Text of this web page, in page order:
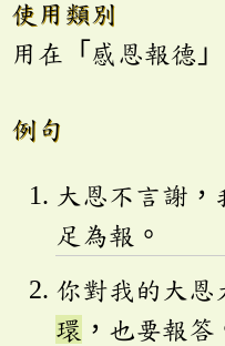
使用類別
用在「感恩報德
例句
大恩不言謝，
足為報。
你對我的大恩
環 ，也要報答